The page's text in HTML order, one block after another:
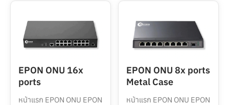
EPON ONU 16x
ports
หน้าแรก EPON ONU EPON
EPON ONU 8x ports
Metal Case
หน้าแรก EPON ONU EPON